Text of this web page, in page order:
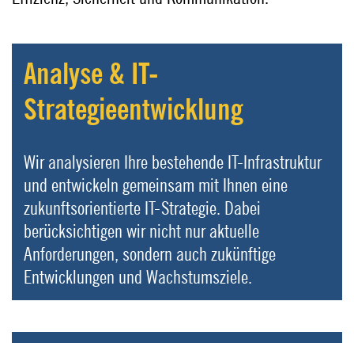
Analyse & IT-
Strategieentwicklung
Wir analysieren Ihre bestehende IT-Infrastruktur
und entwickeln gemeinsam mit Ihnen eine
zukunftsorientierte IT-Strategie. Dabei
berücksichtigen wir nicht nur aktuelle
Anforderungen, sondern auch zukünftige
Entwicklungen und Wachstumsziele.